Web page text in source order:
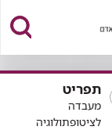
תפריט
מעבדה
לציטופתולוגיה